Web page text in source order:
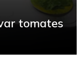
tomates